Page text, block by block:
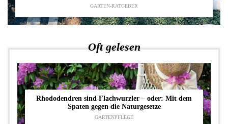
GARTEN-RATGEBER
Oft gelesen
Rhododendren sind Flachwurzler – oder: Mit dem
Spaten gegen die Naturgesetze
GARTENPFLEGE